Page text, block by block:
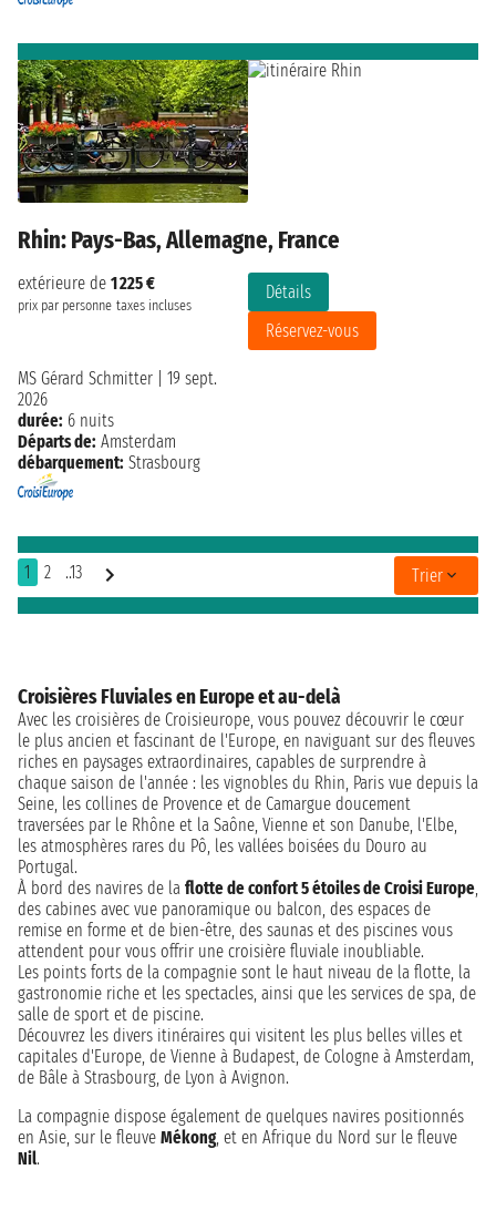
Rhin: Pays-Bas, Allemagne, France
extérieure de 1 225 €
prix par personne taxes incluses
Détails
Réservez-vous
MS Gérard Schmitter
19 sept.
2026
durée: 6 nuits
Départs de: Amsterdam
débarquement: Strasbourg
1 2 ..13 Trier
Croisières Fluviales en Europe et au-delà
Avec les croisières de Croisieurope, vous pouvez découvrir le cœur
le plus ancien et fascinant de l'Europe, en naviguant sur des fleuves
riches en paysages extraordinaires, capables de surprendre à
chaque saison de l'année : les vignobles du Rhin, Paris vue depuis la
Seine, les collines de Provence et de Camargue doucement
traversées par le Rhône et la Saône, Vienne et son Danube, l'Elbe,
les atmosphères rares du Pô, les vallées boisées du Douro au
Portugal.
À bord des navires de la flotte de confort 5 étoiles de Croisi Europe,
des cabines avec vue panoramique ou balcon, des espaces de
remise en forme et de bien-être, des saunas et des piscines vous
attendent pour vous offrir une croisière fluviale inoubliable.
Les points forts de la compagnie sont le haut niveau de la flotte, la
gastronomie riche et les spectacles, ainsi que les services de spa, de
salle de sport et de piscine.
Découvrez les divers itinéraires qui visitent les plus belles villes et
capitales d'Europe, de Vienne à Budapest, de Cologne à Amsterdam,
de Bâle à Strasbourg, de Lyon à Avignon.
La compagnie dispose également de quelques navires positionnés
en Asie, sur le fleuve Mékong, et en Afrique du Nord sur le fleuve
Nil.